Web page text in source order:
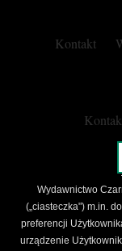
Kontakt
Kup
Wydawnictwo
(„ciasteczka") m.in.
preferencji
urządzenie